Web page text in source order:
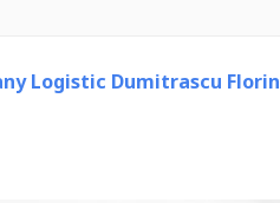
Logistic Dumitrascu Florin